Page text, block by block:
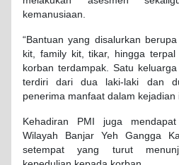
kemanusiaan.
“Bantuan yang disalurkan
kit, family kit, tikar, hingga
korban terdampak. Satu
terdiri dari dua laki-laki dan
penerima manfaat dalam kejadian
Kehadiran PMI juga
Wilayah Banjar Yeh Gangga
setempat yang turut